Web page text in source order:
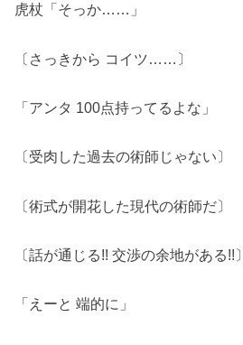
虎杖「そっか……」
〔さっきから コイツ……〕
「アンタ 100点持ってるよな」
〔受肉した過去の術師じゃない〕
〔術式が開花した現代の術師だ〕
〔話が通じる!! 交渉の余地がある!!〕
「えーと 端的に」